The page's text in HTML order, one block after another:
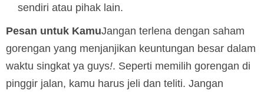
sendiri atau pihak lain.
Pesan untuk KamuJangan terlena dengan saham
gorengan yang menjanjikan keuntungan besar dalam
waktu singkat ya guys!. Seperti memilih gorengan di
pinggir jalan, kamu harus jeli dan teliti. Jangan